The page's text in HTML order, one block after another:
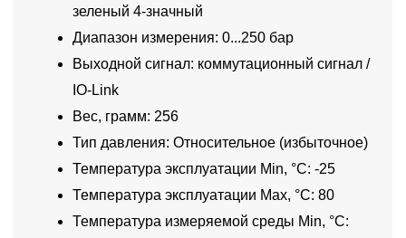
зеленый 4-значный
Диапазон измерения: 0...250 бар
Выходной сигнал: коммутационный сигнал /
IO-Link
Вес, грамм: 256
Тип давления: Относительное (избыточное)
Температура эксплуатации Min, °C: -25
Температура эксплуатации Max, °C: 80
Температура измеряемой среды Min, °C: